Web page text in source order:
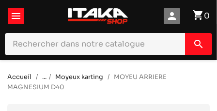
 shopping_cart0
person
search
Accueil ... Moyeux karting
MOYEU ARRIERE
MAGNESIUM D40